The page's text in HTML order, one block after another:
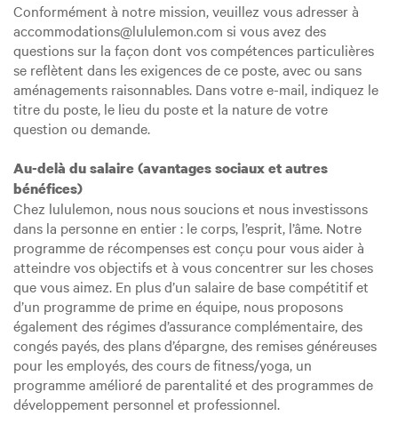
Conformément à notre mission, veuillez vous adresser à
accommodations@lululemon.com si vous avez des
questions sur la façon dont vos compétences particulières
se reflètent dans les exigences de ce poste, avec ou sans
aménagements raisonnables. Dans votre e-mail, indiquez le
titre du poste, le lieu du poste et la nature de votre
question ou demande.
Au-delà du salaire (avantages sociaux et autres
bénéfices)
Chez lululemon, nous nous soucions et nous investissons
dans la personne en entier : le corps, l’esprit, l’âme. Notre
programme de récompenses est conçu pour vous aider à
atteindre vos objectifs et à vous concentrer sur les choses
que vous aimez. En plus d’un salaire de base compétitif et
d’un programme de prime en équipe, nous proposons
également des régimes d’assurance complémentaire, des
congés payés, des plans d’épargne, des remises généreuses
pour les employés, des cours de fitness/yoga, un
programme amélioré de parentalité et des programmes de
développement personnel et professionnel.